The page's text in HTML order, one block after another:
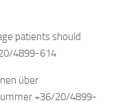
patients should
4899-614
über
+36/20/4899-